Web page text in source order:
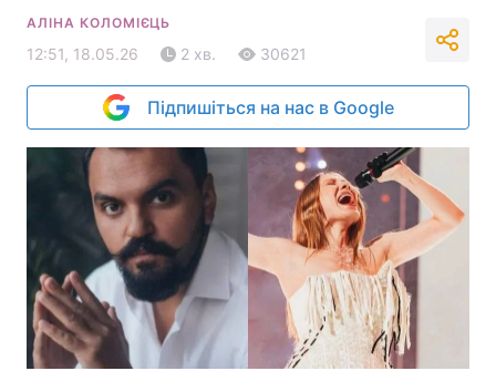
АЛІНА КОЛОМІЄЦЬ
12:51, 18.05.26 2 хв. 30621
Підпишіться на нас в Google